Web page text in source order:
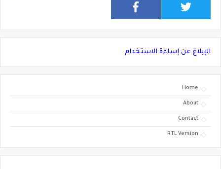
الإبلاغ عن إساءة الاستخدام
Home
About
Contact
RTL Version